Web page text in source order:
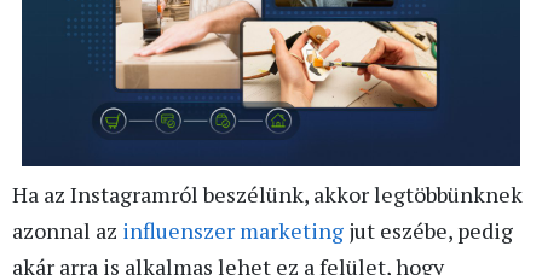
Ha az Instagramról beszélünk, akkor legtöbbünknek
azonnal az influenszer marketing jut eszébe, pedig
akár arra is alkalmas lehet ez a felület, hogy